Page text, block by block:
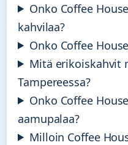
Onko Coffee
kahvilaa?
Onko Coffee
Mitä erikoiskahvit
Tampereessa?
Onko Coffee
aamupalaa?
Milloin Coffee